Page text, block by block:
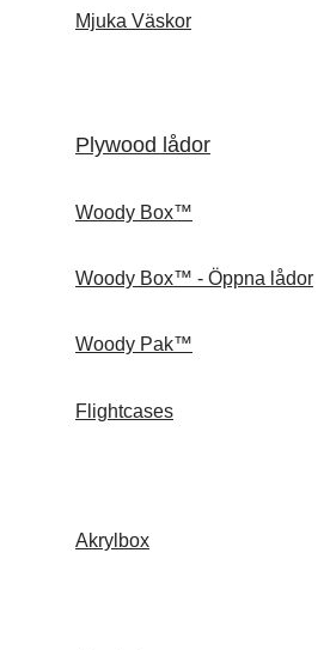
Mjuka Väskor
Plywood lådor
Woody Box™
Woody Box™ - Öppna lådor
Woody Pak™
Flightcases
Akrylbox